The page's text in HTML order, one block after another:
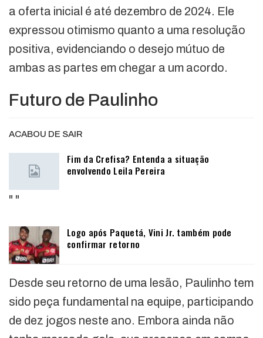
a oferta inicial é até dezembro de 2024. Ele
expressou otimismo quanto a uma resolução
positiva, evidenciando o desejo mútuo de
ambas as partes em chegar a um acordo.
Futuro de Paulinho
ACABOU DE SAIR
Fim da Crefisa? Entenda a situação
envolvendo Leila Pereira
" "
Logo após Paquetá, Vini Jr. também pode
confirmar retorno
Desde seu retorno de uma lesão, Paulinho tem
sido peça fundamental na equipe, participando
de dez jogos neste ano. Embora ainda não